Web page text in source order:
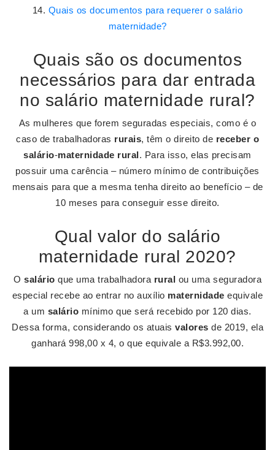
Quais os documentos para requerer o salário
maternidade?
Quais são os documentos
necessários para dar entrada
no salário maternidade rural?
As mulheres que forem seguradas especiais, como é o
caso de trabalhadoras rurais, têm o direito de receber o
salário-maternidade rural. Para isso, elas precisam
possuir uma carência – número mínimo de contribuições
mensais para que a mesma tenha direito ao benefício – de
10 meses para conseguir esse direito.
Qual valor do salário
maternidade rural 2020?
O salário que uma trabalhadora rural ou uma seguradora
especial recebe ao entrar no auxílio maternidade equivale
a um salário mínimo que será recebido por 120 dias.
Dessa forma, considerando os atuais valores de 2019, ela
ganhará 998,00 x 4, o que equivale a R$3.992,00.